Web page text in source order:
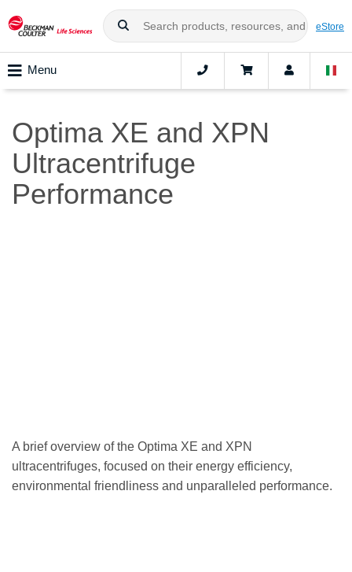
eStore
Menu
Optima XE and XPN
Ultracentrifuge
Performance
A brief overview of the Optima XE and XPN
ultracentrifuges, focused on their energy efficiency,
environmental friendliness and unparalleled performance.